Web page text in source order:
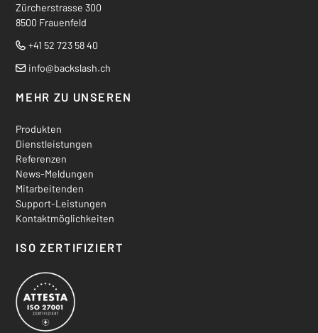
Zürcherstrasse 300
8500 Frauenfeld
+41 52 723 58 40
info@backslash.ch
MEHR ZU UNSEREN
Produkten
Dienstleistungen
Referenzen
News-Meldungen
Mitarbeitenden
Support-Leistungen
Kontaktmöglichkeiten
ISO ZERTIFIZIERT